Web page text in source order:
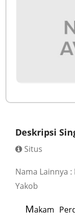
Deskripsi
Situs
Nama Lainnya
Yakob
Makam